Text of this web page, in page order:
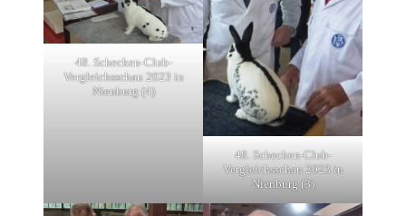
48. Schecken-Club-
Vergleichsschau 2023 in
Nienburg (4)
48. Schecken-Club-
Vergleichsschau 2023 in
Nienburg (3)